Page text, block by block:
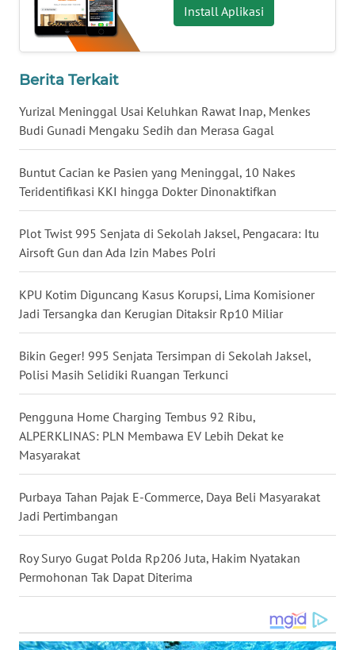
Install Aplikasi
Berita Terkait
Yurizal Meninggal Usai Keluhkan Rawat Inap, Menkes
Budi Gunadi Mengaku Sedih dan Merasa Gagal
Buntut Cacian ke Pasien yang Meninggal, 10 Nakes
Teridentifikasi KKI hingga Dokter Dinonaktifkan
Plot Twist 995 Senjata di Sekolah Jaksel, Pengacara: Itu
Airsoft Gun dan Ada Izin Mabes Polri
KPU Kotim Diguncang Kasus Korupsi, Lima Komisioner
Jadi Tersangka dan Kerugian Ditaksir Rp10 Miliar
Bikin Geger! 995 Senjata Tersimpan di Sekolah Jaksel,
Polisi Masih Selidiki Ruangan Terkunci
Pengguna Home Charging Tembus 92 Ribu,
ALPERKLINAS: PLN Membawa EV Lebih Dekat ke
Masyarakat
Purbaya Tahan Pajak E-Commerce, Daya Beli Masyarakat
Jadi Pertimbangan
Roy Suryo Gugat Polda Rp206 Juta, Hakim Nyatakan
Permohonan Tak Dapat Diterima
WN
WN
DEPOK
WN
UTARA
SAMOSIR
PADANG
LAWAS
WN
SUMEDANG
WN
CIANJUR
WN
KEPULAUAN
SERIBU
TANGERANG